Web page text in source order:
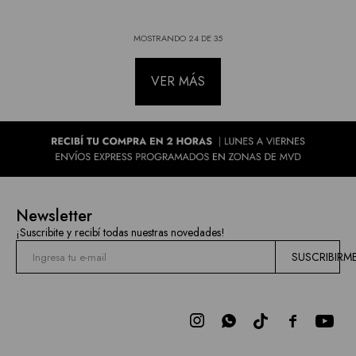
MOSTRANDO 24 DE35
VER MÁS
Newsletter
¡Suscribite y recibí todas nuestras novedades!

 